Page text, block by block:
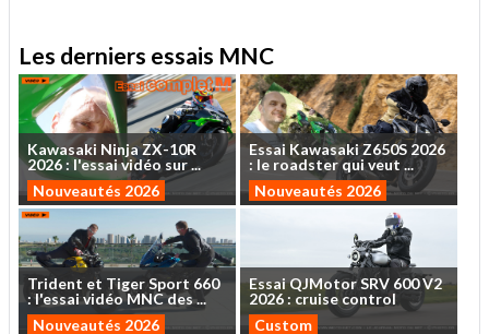
Les derniers essais MNC
Kawasaki NinjaZX-10R
2026: l'essaividéo sur...
Nouveautés 2026
Essai KawasakiZ650S 2026
: le roadsterquiveut ...
Nouveautés 2026
Trident et TigerSport 660
: l'essaividéoMNCdes...
Nouveautés 2026
EssaiQJMotorSRV 600V2
2026 : cruise control
Custom